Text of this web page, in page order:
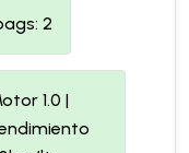
2
1.0 |